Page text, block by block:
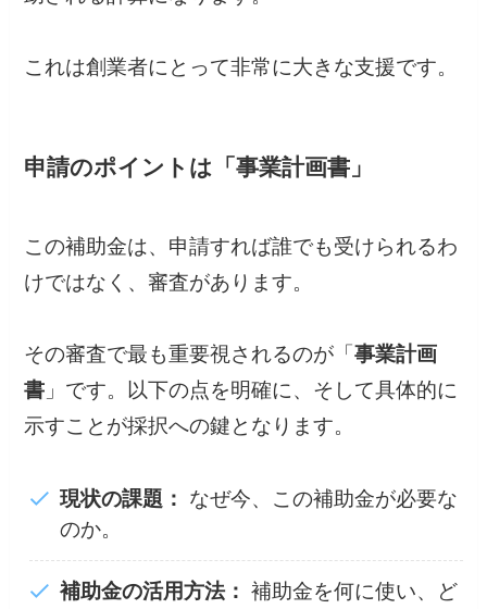
これは創業者にとって非常に大きな支援です。
申請のポイントは「事業計画書」
この補助金は、申請すれば誰でも受けられるわ
けではなく、審査があります。
その審査で最も重要視されるのが「事業計画
書 」です。以下の点を明確に、そして具体的に
示すことが採択への鍵となります。
現状の課題：
なぜ今、この補助金が必要な
のか。
補助金の活用方法： 補助金を何に使い、ど